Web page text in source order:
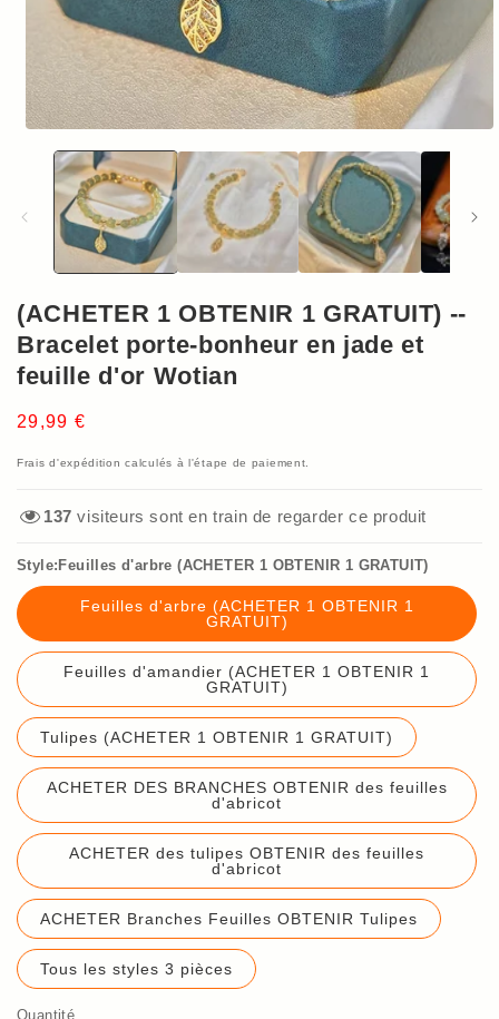
média
une
fenêtre
(ACHETER 1 OBTENIR 1 GRATUIT) --
Bracelet porte-bonheur en jade et
feuille d'or Wotian
Prix
29,99 €
Frais d'expédition calculés à l'étape de paiement.
137 visiteurs sont en train de regarder ce produit
Style:Feuilles d'arbre (ACHETER 1 OBTENIR 1 GRATUIT)
Feuilles d'arbre (ACHETER 1 OBTENIR 1
GRATUIT)
Feuilles d'amandier (ACHETER 1 OBTENIR 1
GRATUIT)
Tulipes (ACHETER 1 OBTENIR 1 GRATUIT)
ACHETER DES BRANCHES OBTENIR des feuilles
d'abricot
ACHETER des tulipes OBTENIR des feuilles
d'abricot
ACHETER Branches Feuilles OBTENIR Tulipes
Tous les styles 3 pièces
Quantité